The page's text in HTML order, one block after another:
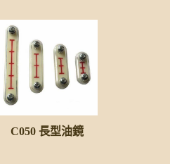
C050 長型油鏡